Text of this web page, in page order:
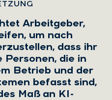
Arbeitgeber,
um nach
dass ihr
Personen, die in
Betrieb und der
befasst sind,
Maß an KI-